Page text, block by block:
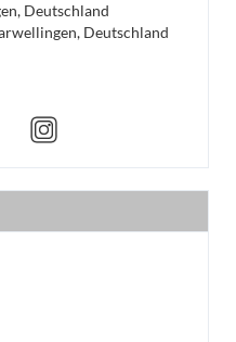
Deutschland
Deutschland